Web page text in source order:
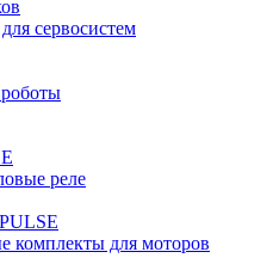
сервосистем
реле
для моторов